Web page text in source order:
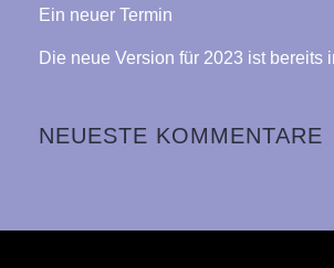
Ein neuer Termin
Die neue Version für 2023 ist bereits
NEUESTE KOMMENTARE